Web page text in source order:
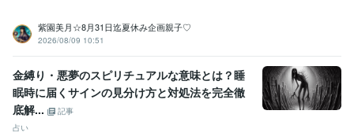
紫園美月☆8月31日迄夏休み企画親子♡
2026/08/09 10:51
金縛り・悪夢のスピリチュアルな意味とは？睡
眠時に届くサインの見分け方と対処法を完全徹
底解...
記事
占い